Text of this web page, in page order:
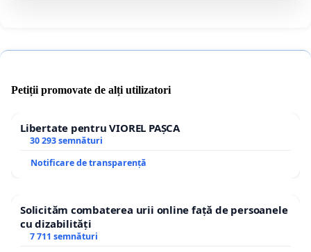
Petiții promovate de alți utilizatori
Libertate pentru VIOREL PAȘCA
30 293 semnături
Notificare de transparență
Solicităm combaterea urii online față de persoanele
cu dizabilități
7 711 semnături